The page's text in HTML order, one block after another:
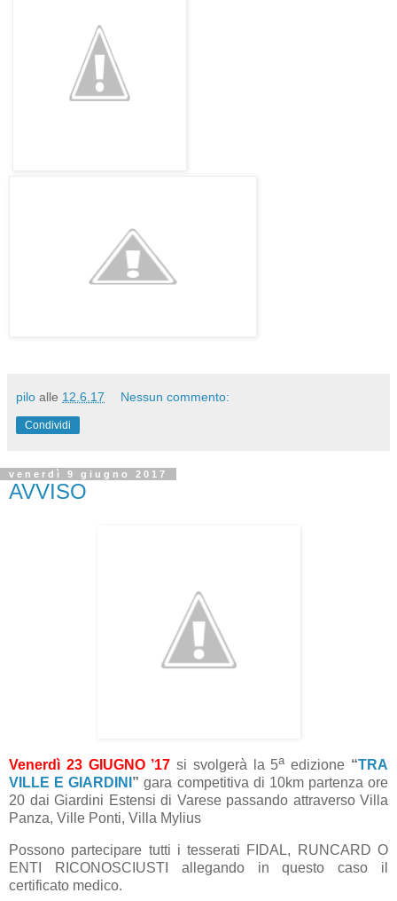
pilo alle 12.6.17 Nessun commento:
Condividi
venerdì 9 giugno 2017
AVVISO
Venerdì 23 GIUGNO ’17 si svolgerà la 5aedizione “TRA
VILLE E GIARDINI ” gara competitiva di 10km partenza ore
20 dai Giardini Estensi di Varese passando attraverso Villa
Panza, Ville Ponti, Villa Mylius
Possono partecipare tutti i tesserati FIDAL, RUNCARD O
ENTI RICONOSCIUSTI allegando in questo caso il
certificato medico.